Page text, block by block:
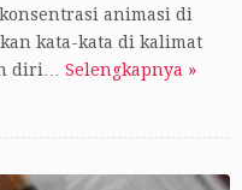
animasi di
kata-kata di kalimat
diri… Selengkapnya »